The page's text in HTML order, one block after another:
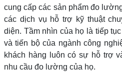
cung cấp các sản phẩm đo
các dịch vụ hỗ trợ kỹ thuật
diện. Tầm nhìn của họ là tiếp
và tiến bộ của ngành công
khách hàng luôn có sự hỗ trợ
nhu cầu đo lường của họ.